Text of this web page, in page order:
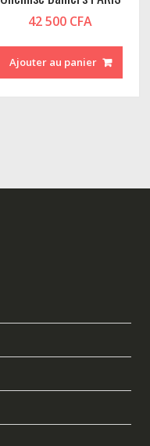
42 500 CFA
Ajouter au panier